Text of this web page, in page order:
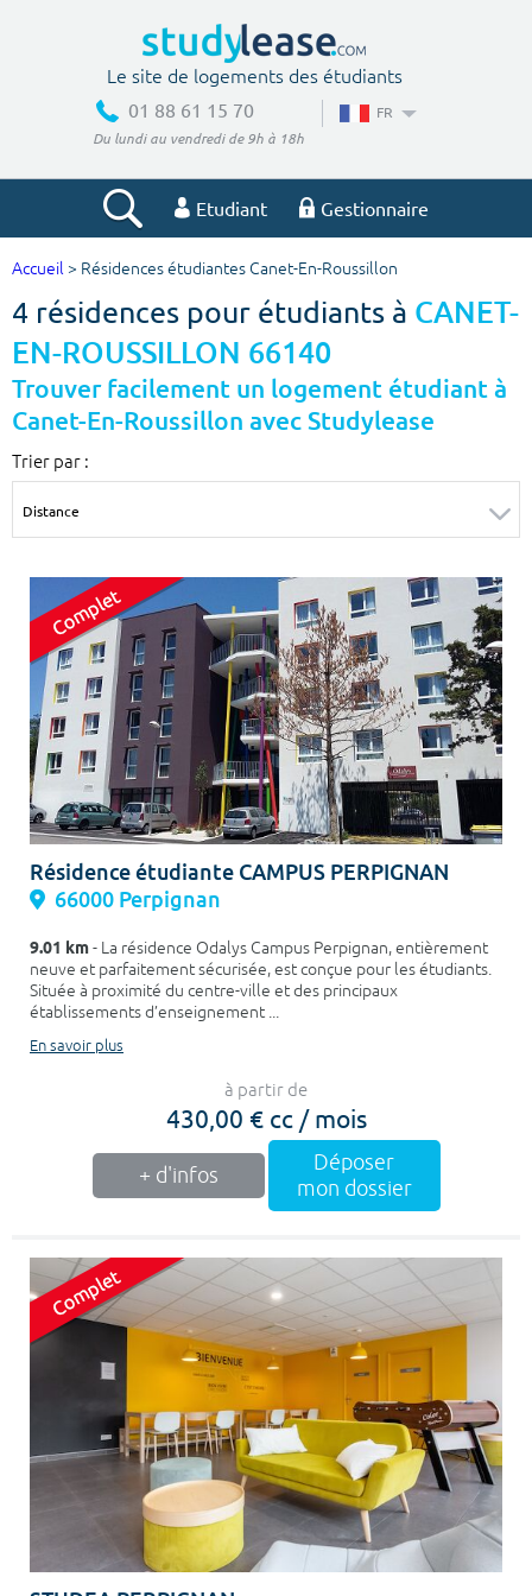
Le site de logements des étudiants
01 88 61 15 70
Du lundi au vendredi de 9h à 18h
FR
Etudiant Gestionnaire
Votre recherche
Ville, école
Budget max
m² m²
Type de location
Colocation
Votre date d'entrée
Accueil > Résidences étudiantes Canet-En-Roussillon
4 résidences pour étudiants à CANET-
EN-ROUSSILLON 66140
Trouver facilement un logement étudiant à
Canet-En-Roussillon avec Studylease
Trier par :
Résidence étudiante CAMPUS PERPIGNAN
66000 Perpignan
9.01 km- La résidence Odalys Campus Perpignan, entièrement
neuve et parfaitement sécurisée, est conçue pour les étudiants.
Située à proximité du centre-ville et des principaux
établissements d’enseignement ...
En savoir plus
à partir de
430,00 € cc / mois
+ d'infos
Déposer
mon dossier